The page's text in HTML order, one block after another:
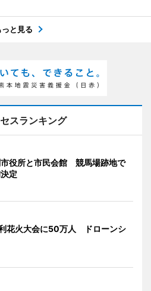
っと見る
スランキング
市役所と市民会館 競馬場跡地で
定
花火大会に50万人 ドローンシ